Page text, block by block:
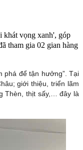
khát vọng xanh', góp
tham gia 02 gian hàng
phá để tận hưởng”. Tại
giới thiệu, triển lãm
Thèn, thịt sấy,… đây là